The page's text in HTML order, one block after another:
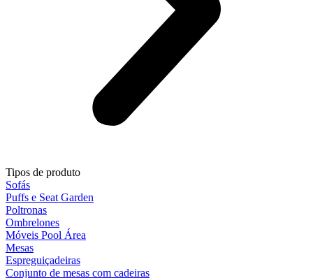
Tipos de produto
Sofás
Puffs e Seat Garden
Poltronas
Ombrelones
Móveis Pool Área
Mesas
Espreguiçadeiras
Conjunto de mesas com cadeiras